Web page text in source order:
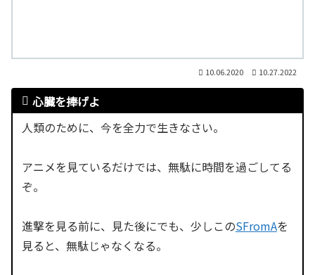
10.06.2020 10.27.2022
心臓を捧げよ
人類のために、今を全力で生きなさい。
アニメを見ているだけでは、無駄に時間を過ごしてる
ぞ。
進撃を見る前に、見た後にでも、少しこのSFromAを
見ると、無駄じゃなくなる。